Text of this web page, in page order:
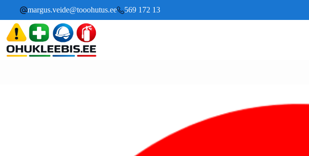
margus.veide@tooohutus.ee 569 172 13